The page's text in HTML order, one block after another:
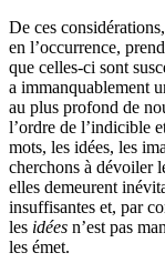
De ces
en l’occurrence,
que celles-ci sont
a immanquablement
au plus profond de
l’ordre de l’indicible
mots, les idées, les
cherchons à dévoiler
elles demeurent
insuffisantes et, par
les idées n’est pas
les émet.